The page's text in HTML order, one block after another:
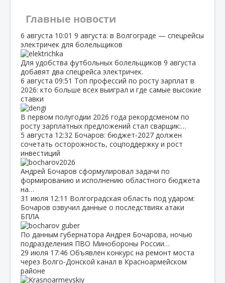
Главные новости
6 августа 10:01 9 августа: в Волгограде — спецрейсы
электричек для болельщиков
Для удобства футбольных болельщиков 9 августа
добавят два спецрейса электричек.
6 августа 09:51 Топ профессий по росту зарплат в
2026: кто больше всех выиграл и где самые высокие
ставки
В первом полугодии 2026 года рекордсменом по
росту зарплатных предложений стал сварщик:…
5 августа 12:32 Бочаров: бюджет‑2027 должен
сочетать осторожность, соцподдержку и рост
инвестиций
Андрей Бочаров сформулировал задачи по
формированию и исполнению областного бюджета
на…
31 июля 12:11 Волгоградская область под ударом:
Бочаров озвучил данные о последствиях атаки
БПЛА
По данным губернатора Андрея Бочарова, ночью
подразделения ПВО Минобороны России…
29 июля 17:46 Объявлен конкурс на ремонт моста
через Волго‑Донской канал в Красноармейском
районе